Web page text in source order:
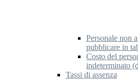
Personale non
pubblicare in
Costo del
indeterminato
Tassi di assenza